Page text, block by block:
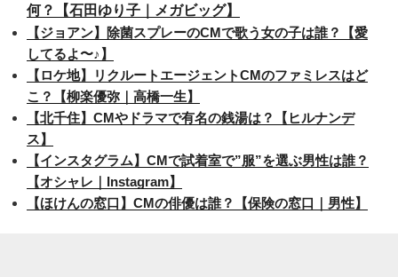
何？【石田ゆり子｜メガビッグ】
【ジョアン】除菌スプレーのCMで歌う女の子は誰？【愛
してるよ〜♪】
【ロケ地】リクルートエージェントCMのファミレスはど
こ？【柳楽優弥｜高橋一生】
【北千住】CMやドラマで有名の銭湯は？【ヒルナンデ
ス】
【インスタグラム】CMで試着室で”服”を選ぶ男性は誰？
【オシャレ｜Instagram】
【ほけんの窓口】CMの俳優は誰？【保険の窓口｜男性】